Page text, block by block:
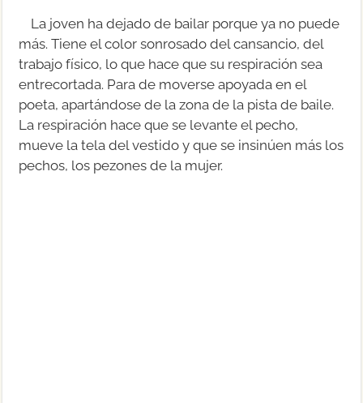
La joven ha dejado de bailar porque ya no puede
más. Tiene el color sonrosado del cansancio, del
trabajo físico, lo que hace que su respiración sea
entrecortada. Para de moverse apoyada en el
poeta, apartándose de la zona de la pista de baile.
La respiración hace que se levante el pecho,
mueve la tela del vestido y que se insinúen más los
pechos, los pezones de la mujer.